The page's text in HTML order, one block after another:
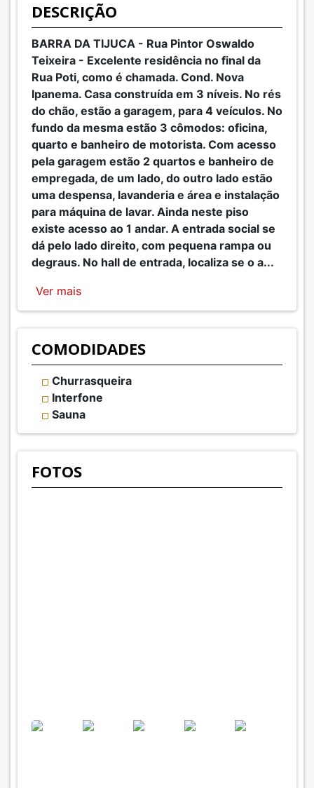
DESCRIÇÃO
BARRA DA TIJUCA - Rua Pintor Oswaldo
Teixeira - Excelente residência no final da
Rua Poti, como é chamada. Cond. Nova
Ipanema. Casa construída em 3 níveis. No rés
do chão, estão a garagem, para 4 veículos. No
fundo da mesma estão 3 cômodos: oficina,
quarto e banheiro de motorista. Com acesso
pela garagem estão 2 quartos e banheiro de
empregada, de um lado, do outro lado estão
uma despensa, lavanderia e área e instalação
para máquina de lavar. Ainda neste piso
existe acesso ao 1 andar. A entrada social se
dá pelo lado direito, com pequena rampa ou
degraus. No hall de entrada, localiza se o a...
Ver mais
COMODIDADES
Churrasqueira
Interfone
Sauna
FOTOS